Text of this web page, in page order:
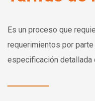
Es un proceso que
requerimientos por
especificación detallada